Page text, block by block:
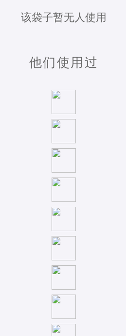
该袋子暂无人使用
他们使用过